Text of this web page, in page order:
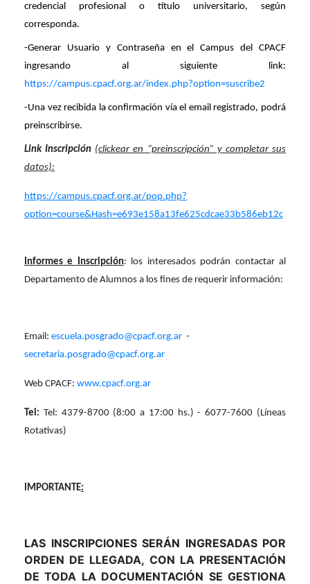
credencial profesional o título universitario, según
corresponda.
-Generar Usuario y Contraseña en el Campus del CPACF
ingresando al siguiente link:
https://campus.cpacf.org.ar/index.php?option=suscribe2
-Una vez recibida la confirmación vía el email registrado, podrá
preinscribirse.
Link Inscripción (clickear en “preinscripción” y completar sus
datos):
https://campus.cpacf.org.ar/pop.php?
option=course&Hash=e693e158a13fe625cdcae33b586eb12c
Informes e Inscripción: los interesados podrán contactar al
Departamento de Alumnos a los fines de requerir información:
Email: escuela.posgrado@cpacf.org.ar -
secretaria.posgrado@cpacf.org.ar
Web CPACF: www.cpacf.org.ar
Tel: Tel: 4379-8700 (8:00 a 17:00 hs.) - 6077-7600 (Líneas
Rotativas)
IMPORTANTE:
LAS INSCRIPCIONES SERÁN INGRESADAS POR
ORDEN DE LLEGADA, CON LA PRESENTACIÓN
DE TODA LA DOCUMENTACIÓN SE GESTIONA